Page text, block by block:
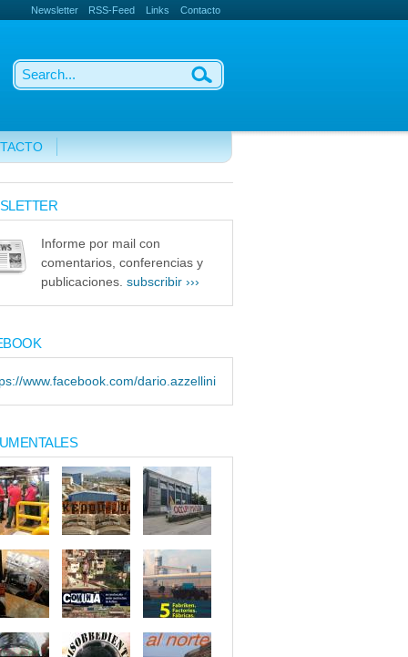
Newsletter RSS-Feed Links Contacto
Informe por mail con
comentarios, conferencias y
publicaciones. subscribir ›››
www.facebook.com/dario.azzellini